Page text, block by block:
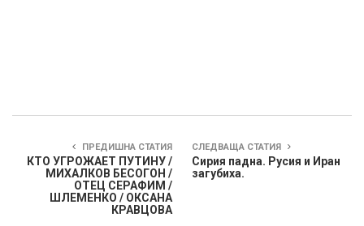
ПРЕДИШНА СТАТИЯ
КТО УГРОЖАЕТ ПУТИНУ /
МИХАЛКОВ БЕСОГОН /
ОТЕЦ СЕРАФИМ /
ШЛЕМЕНКО / ОКСАНА
КРАВЦОВА
СЛЕДВАЩА СТАТИЯ
Сирия падна. Русия и Иран
загубиха.